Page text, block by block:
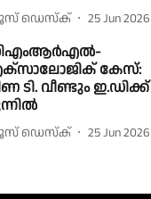
ഡെസ്ക് 25 Jun 2026
കേസ്:
ടി. വീണ്ടും ഇ.ഡിക്ക്
ഡെസ്ക് 25 Jun 2026